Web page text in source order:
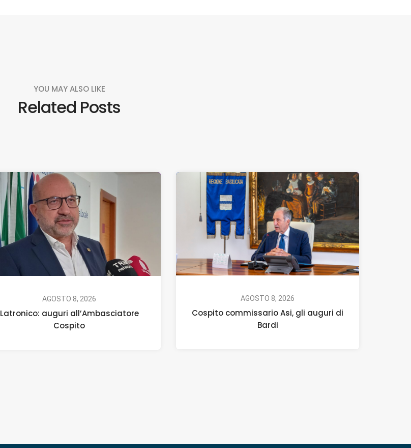
YOU MAY ALSO LIKE
Related Posts
AGOSTO 8, 2026
Latronico: auguri all’Ambasciatore
Cospito
AGOSTO 8, 2026
Cospito commissario Asi, gli auguri di
Bardi